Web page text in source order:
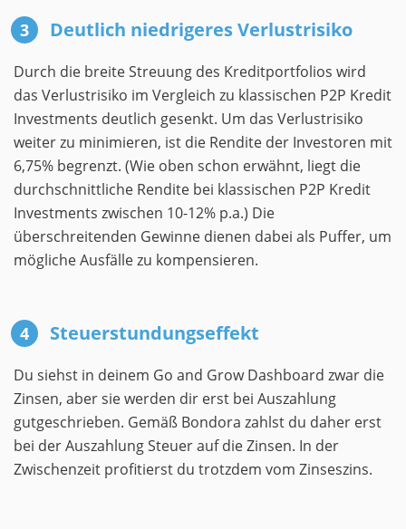
Deutlich niedrigeres Verlustrisiko
Durch die breite Streuung des Kreditportfolios wird
das Verlustrisiko im Vergleich zu klassischen P2P Kredit
Investments deutlich gesenkt. Um das Verlustrisiko
weiter zu minimieren, ist die Rendite der Investoren mit
6,75% begrenzt. (Wie oben schon erwähnt, liegt die
durchschnittliche Rendite bei klassischen P2P Kredit
Investments zwischen 10-12% p.a.) Die
überschreitenden Gewinne dienen dabei als Puffer, um
mögliche Ausfälle zu kompensieren.
Steuerstundungseffekt
Du siehst in deinem Go and Grow Dashboard zwar die
Zinsen, aber sie werden dir erst bei Auszahlung
gutgeschrieben. Gemäß Bondora zahlst du daher erst
bei der Auszahlung Steuer auf die Zinsen. In der
Zwischenzeit profitierst du trotzdem vom Zinseszins.